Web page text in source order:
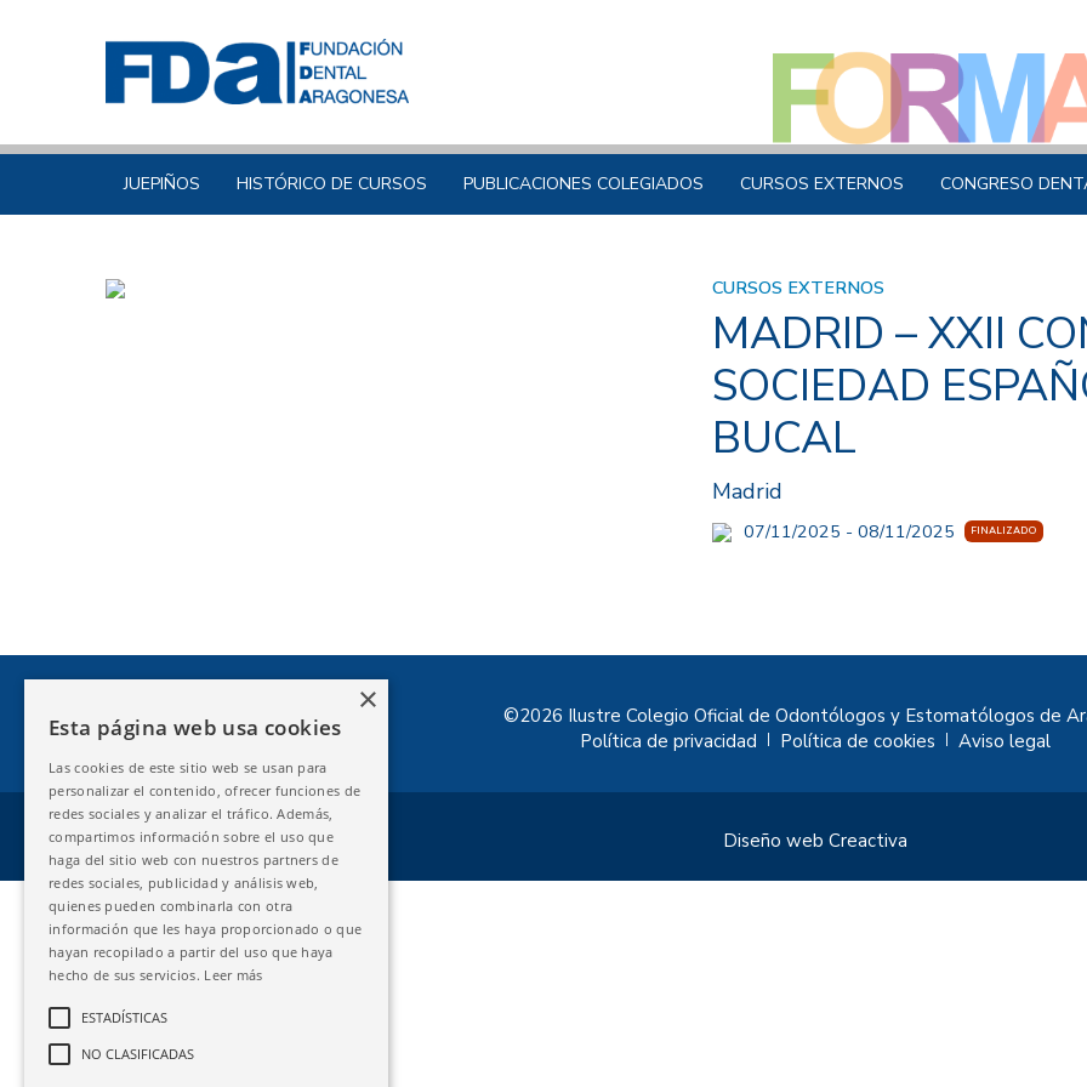
JUEPIÑOS HISTÓRICO DE CURSOS PUBLICACIONES COLEGIADOS CURSOS EXTERNOS CONGRESO
CURSOS EXTERNOS
MADRID – XXII
SOCIEDAD
BUCAL
Madrid
07/11/2025 - 08/11/2025 FINALIZADO
©2026 Ilustre Colegio Oficial de Odontólogos y Estomatólogos de
Política de privacidad
Política de cookies Aviso legal
Diseño web Creactiva
Esta página web usa cookies
Las cookies de este sitio web se usan para
personalizar el contenido, ofrecer funciones de
redes sociales y analizar el tráfico. Además,
compartimos información sobre el uso que
haga del sitio web con nuestros partners de
redes sociales, publicidad y análisis web,
quienes pueden combinarla con otra
información que les haya proporcionado o que
hayan recopilado a partir del uso que haya
hecho de sus servicios. Leer más
ESTADÍSTICAS
NO CLASIFICADAS
×